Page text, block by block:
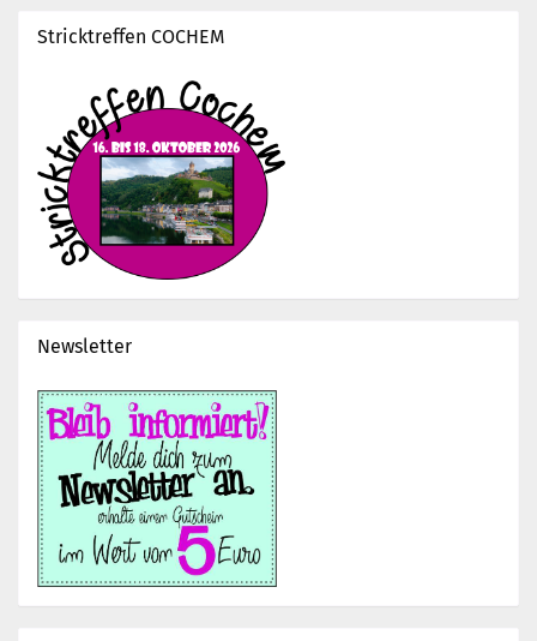
Stricktreffen COCHEM
Newsletter